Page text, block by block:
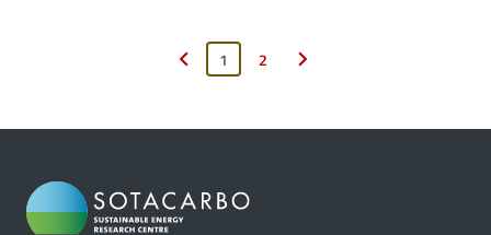
Pagina precedente
1 2 Pagina successiva